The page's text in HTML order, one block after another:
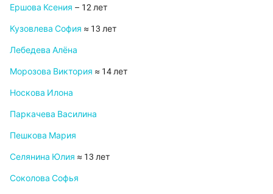
Ершова Ксения – 12 лет
Кузовлева София ≈ 13 лет
Лебедева Алёна
Морозова Виктория ≈ 14 лет
Носкова Илона
Паркачева Василина
Пешкова Мария
Селянина Юлия ≈ 13 лет
Соколова Софья